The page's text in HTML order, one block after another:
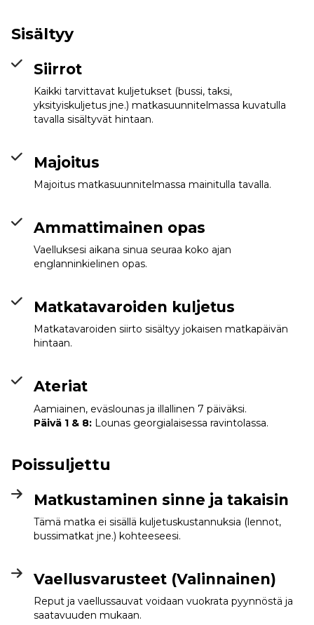
Mestia
Sisältyy
Siirrot
Kaikki tarvittavat kuljetukset (bussi, taksi,
yksityiskuljetus jne.) matkasuunnitelmassa kuvatulla
tavalla sisältyvät hintaan.
Majoitus
Majoitus matkasuunnitelmassa mainitulla tavalla.
Ammattimainen opas
Vaelluksesi aikana sinua seuraa koko ajan
englanninkielinen opas.
Matkatavaroiden kuljetus
Matkatavaroiden siirto sisältyy jokaisen matkapäivän
hintaan.
Ateriat
Aamiainen, eväslounas ja illallinen 7 päiväksi.
Päivä 1 & 8: Lounas georgialaisessa ravintolassa.
Poissuljettu
Matkustaminen sinne ja takaisin
Tämä matka ei sisällä kuljetuskustannuksia (lennot,
bussimatkat jne.) kohteeseesi.
Vaellusvarusteet (Valinnainen)
Reput ja vaellussauvat voidaan vuokrata pyynnöstä ja
saatavuuden mukaan.